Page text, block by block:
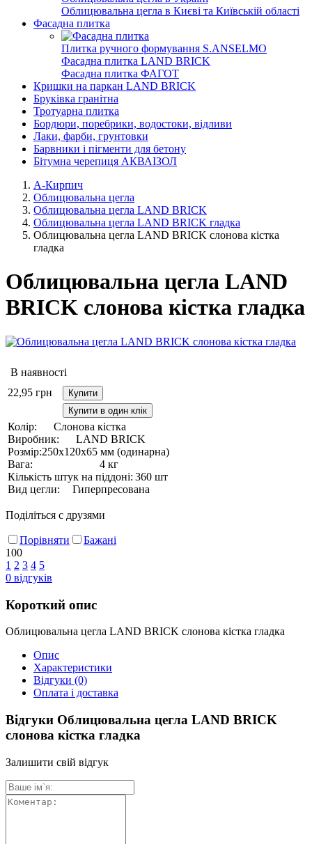
Облицювальна цегла в Києві та Київській області
Фасадна плитка
Плитка ручного формування S.ANSELMO
Фасадна плитка LAND BRICK
Фасадна плитка ФАГОТ
Кришки на паркан LAND BRICK
Бруківка гранітна
Тротуарна плитка
Бордюри, поребрики, водостоки, відливи
Лаки, фарби, грунтовки
Барвники і пігменти для бетону
Бітумна черепиця АКВАІЗОЛ
А-Кирпич
Облицювальна цегла
Облицювальна цегла LAND BRICK
Облицювальна цегла LAND BRICK гладка
Облицювальна цегла LAND BRICK слонова кістка
гладка
Облицювальна цегла LAND
BRICK слонова кістка гладка
В наявності
22,95 грн
Купити
Купити в один клік
Колір:
Слонова кістка
Виробник:
LAND BRICK
Розмір:250х120х65 мм (одинарна)
Вага:
4 кг
Кількість штук на піддоні: 360 шт
Вид цегли:
Гиперпресована
Поділіться с друзями
Порівняти
Бажані
100
1 2 3 4 5
0 відгуків
Короткий опис
Облицювальна цегла LAND BRICK слонова кістка гладка
Опис
Характеристики
Відгуки (0)
Оплата і доставка
Відгуки Облицювальна цегла LAND BRICK
слонова кістка гладка
Залишити свій відгук